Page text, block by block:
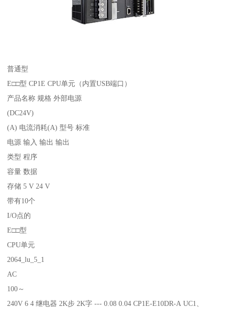
普通型
E□□型 CP1E CPU单元（内置USB端口）
产品名称 规格 外部电源
(DC24V)
(A) 电流消耗(A) 型号 标准
电源 输入 输出 输出
类型 程序
容量 数据
存储 5 V 24 V
带有10个
I/O点的
E□□型
CPU单元
2064_lu_5_1
AC
100～
240V 6 4 继电器 2K步 2K字 --- 0.08 0.04 CP1E-E10DR-A UC1、